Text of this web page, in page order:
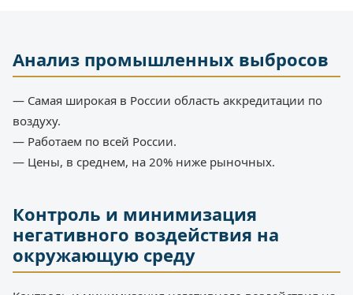
Анализ промышленных выбросов
— Самая широкая в России область аккредитации по
воздуху.
— Работаем по всей России.
— Цены, в среднем, на 20% ниже рыночных.
Контроль и минимизация
негативного воздействия на
окружающую среду